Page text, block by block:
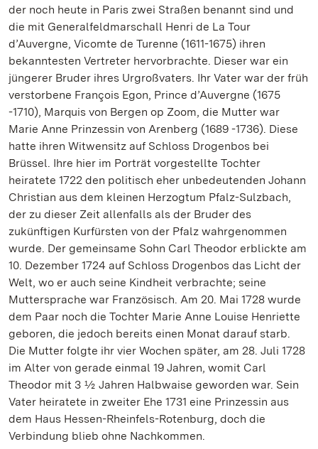
der noch heute in Paris zwei Straßen benannt sind und
die mit Generalfeldmarschall Henri de La Tour
d’Auvergne, Vicomte de Turenne (1611-1675) ihren
bekanntesten Vertreter hervorbrachte. Dieser war ein
jüngerer Bruder ihres Urgroßvaters. Ihr Vater war der früh
verstorbene François Egon, Prince d’Auvergne (1675
-1710), Marquis von Bergen op Zoom, die Mutter war
Marie Anne Prinzessin von Arenberg (1689 -1736). Diese
hatte ihren Witwensitz auf Schloss Drogenbos bei
Brüssel. Ihre hier im Porträt vorgestellte Tochter
heiratete 1722 den politisch eher unbedeutenden Johann
Christian aus dem kleinen Herzogtum Pfalz-Sulzbach,
der zu dieser Zeit allenfalls als der Bruder des
zukünftigen Kurfürsten von der Pfalz wahrgenommen
wurde. Der gemeinsame Sohn Carl Theodor erblickte am
10. Dezember 1724 auf Schloss Drogenbos das Licht der
Welt, wo er auch seine Kindheit verbrachte; seine
Muttersprache war Französisch. Am 20. Mai 1728 wurde
dem Paar noch die Tochter Marie Anne Louise Henriette
geboren, die jedoch bereits einen Monat darauf starb.
Die Mutter folgte ihr vier Wochen später, am 28. Juli 1728
im Alter von gerade einmal 19 Jahren, womit Carl
Theodor mit 3 ½ Jahren Halbwaise geworden war. Sein
Vater heiratete in zweiter Ehe 1731 eine Prinzessin aus
dem Haus Hessen-Rheinfels-Rotenburg, doch die
Verbindung blieb ohne Nachkommen.